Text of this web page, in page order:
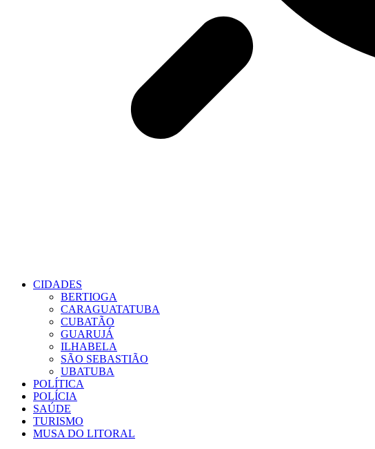
CIDADES
BERTIOGA
CARAGUATATUBA
CUBATÃO
GUARUJÁ
ILHABELA
SÃO SEBASTIÃO
UBATUBA
POLÍTICA
POLÍCIA
SAÚDE
TURISMO
MUSA DO LITORAL